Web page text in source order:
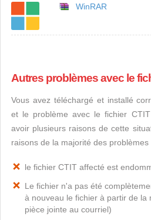
WinRAR
Autres problèmes avec le
Vous avez téléchargé et installé
et le problème avec le fichier
avoir plusieurs raisons de cette
raisons de la majorité des problèmes
le fichier CTIT affecté est
Le fichier n'a pas été
à nouveau le fichier à partir de la
pièce jointe au courriel)